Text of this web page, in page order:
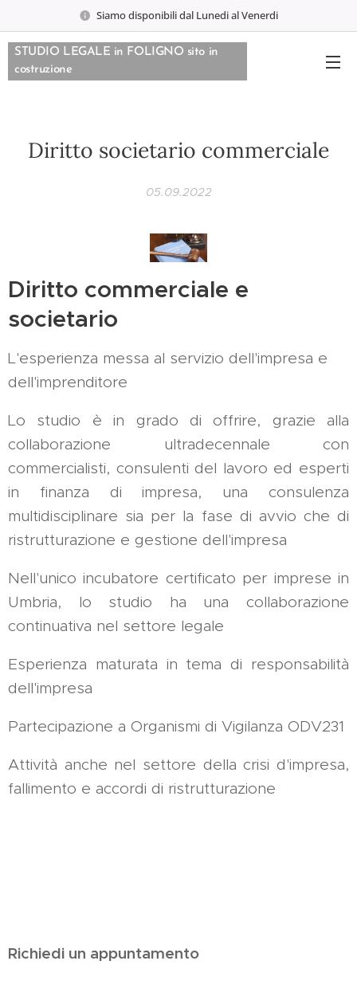
Siamo disponibili dal Lunedi al Venerdi
STUDIO LEGALE in FOLIGNO sito in
costruzione
Diritto societario commerciale
05.09.2022
Diritto commerciale e
societario
L'esperienza messa al servizio dell'impresa e
dell'imprenditore
Lo studio è in grado di offrire, grazie alla
collaborazione ultradecennale con
commercialisti, consulenti del lavoro ed esperti
in finanza di impresa, una consulenza
multidisciplinare sia per la fase di avvio che di
ristrutturazione e gestione dell'impresa
Nell'unico incubatore certificato per imprese in
Umbria, lo studio ha una collaborazione
continuativa nel settore legale
Esperienza maturata in tema di responsabilità
dell'impresa
Partecipazione a Organismi di Vigilanza ODV231
Attività anche nel settore della crisi d'impresa,
fallimento e accordi di ristrutturazione
Richiedi un appuntamento